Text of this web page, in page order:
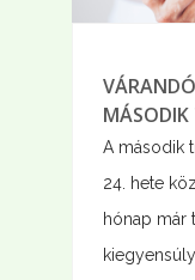
MÁSODIK
A második
24. hete
hónap már